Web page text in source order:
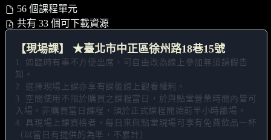
56 個課程單元
共有 33 個可下載資源
【現場課】 ★臺北市中正區徐州路18巷15號
1. 如臨時有事不方便出席，可自由改為線上參加無須請假告
知。
2. 選擇現場上課亦享有課後線上觀看權利。
3. 空間使用不限於購買之課程當日，於與點堂營業時間內皆可
入場。非購買當日課程，須於正式課程開始前半小時離場。
4. 具現場上課資格者，每日來與點堂現場可享有免費飲品一杯
（以當日有提供的為準，不累計）